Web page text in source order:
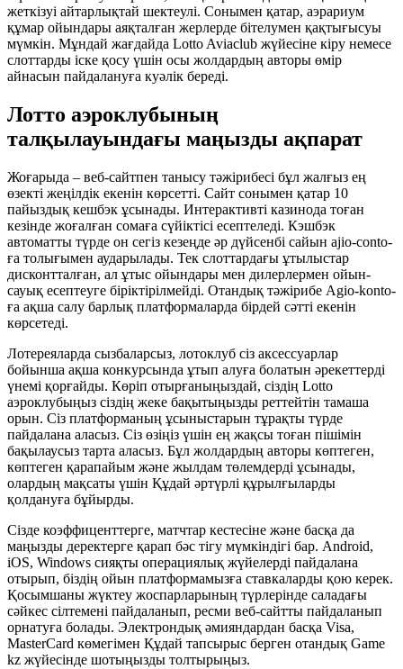
жеткізуі айтарлықтай шектеулі. Сонымен қатар, аэрариум
құмар ойындары аяқталған жерлерде бітелумен қақтығысуы
мүмкін. Мұндай жағдайда Lotto Aviaclub жүйесіне кіру немесе
слоттарды іске қосу үшін осы жолдардың авторы өмір
айнасын пайдалануға куәлік береді.
Лотто аэроклубының
талқылауындағы маңызды ақпарат
Жоғарыда – веб-сайтпен танысу тәжірибесі бұл жалғыз ең
өзекті жеңілдік екенін көрсетті. Сайт сонымен қатар 10
пайыздық кешбэк ұсынады. Интерактивті казинода тоған
кезінде жоғалған сомаға сүйіктісі есептеледі. Кэшбэк
автоматты түрде он сегіз кезеңде әр дүйсенбі сайын ajio-conto-
ға толығымен аударылады. Тек слоттардағы ұтылыстар
дисконтталған, ал ұтыс ойындары мен дилерлермен ойын-
сауық есептеуге біріктірілмейді. Отандық тәжірибе Agio-konto-
ға ақша салу барлық платформаларда бірдей сәтті екенін
көрсетеді.
Лотереяларда сызбаларсыз, лотоклуб сіз аксессуарлар
бойынша ақша конкурсында ұтып алуға болатын әрекеттерді
үнемі қорғайды. Көріп отырғаныңыздай, сіздің Lotto
аэроклубыңыз сіздің жеке бақытыңызды реттейтін тамаша
орын. Сіз платформаның ұсыныстарын тұрақты түрде
пайдалана аласыз. Сіз өзіңіз үшін ең жақсы тоған пішімін
бақылаусыз тарта аласыз. Бұл жолдардың авторы көптеген,
көптеген қарапайым және жылдам төлемдерді ұсынады,
олардың мақсаты үшін Құдай әртүрлі құрылғыларды
қолдануға бұйырды.
Сізде коэффиценттерге, матчтар кестесіне және басқа да
маңызды деректерге қарап бәс тігу мүмкіндігі бар. Android,
iOS, Windows сияқты операциялық жүйелерді пайдалана
отырып, біздің ойын платформамызға ставкаларды қою керек.
Қосымшаны жүктеу жоспарларының түрлерінде саладағы
сәйкес сілтемені пайдаланып, ресми веб-сайтты пайдаланып
орнатуға болады. Электрондық әмияндардан басқа Visa,
MasterCard көмегімен Құдай тапсырыс берген отандық Game
kz жүйесінде шотыңызды толтырыңыз.